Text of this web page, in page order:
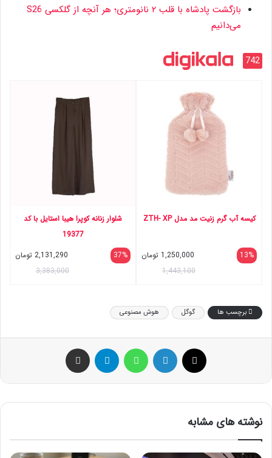
بازگشت پادشاه با قلب ۲ نانومتری؛ هر آنچه از گلکسی S26
می‌دانیم
742
کیسه آب گرم زنیت مد مدل ZTH- XP
13%
1,250,000 تومان
1,443,100
شلوار زنانه کوپرا هیبا استایل با کد
19377
37%
2,131,290 تومان
3,383,000
برچسب ها گوگل هوش مصنوعی
ایکس لینکداین تلگرام
نوشته های مشابه